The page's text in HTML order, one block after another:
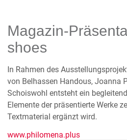
Magazin-
shoes
In Rahmen des
von Belhassen Handous, Joanna
Schoiswohl entsteht ein
Elemente der präsentierte Werke
Textmaterial ergänzt wird.
www.philomena.plus